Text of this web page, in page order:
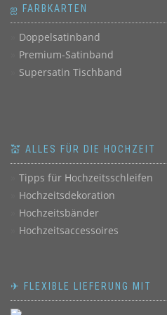
ஐ FARBKARTEN
Doppelsatinband
Premium-Satinband
Supersatin Tischband
💒 ALLES FÜR DIE HOCHZEIT
Tipps für Hochzeitsschleifen
Hochzeitsdekoration
Hochzeitsbänder
Hochzeitsaccessoires
✈ FLEXIBLE LIEFERUNG MIT